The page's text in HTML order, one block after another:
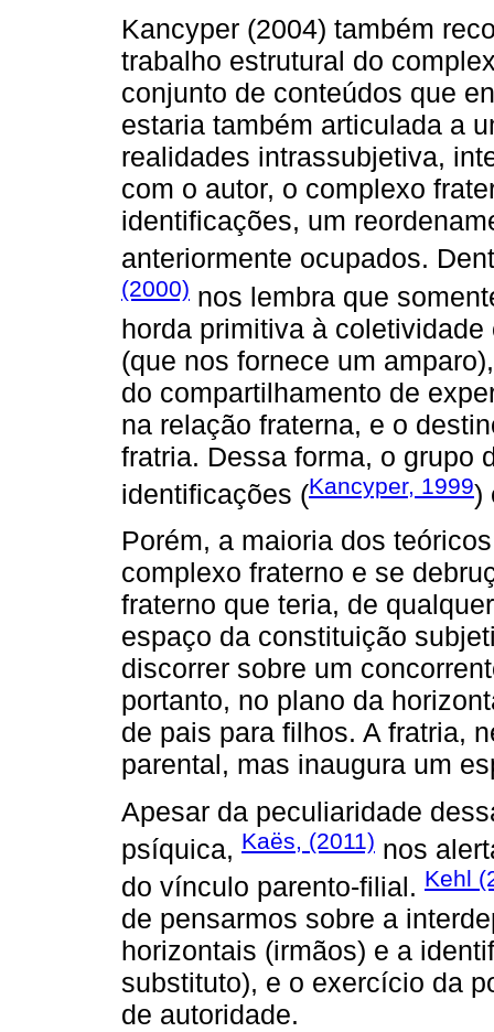
Kancyper (2004) também
trabalho estrutural do
conjunto de conteúdos que
estaria também articulada a
realidades intrassubjetiva,
com o autor, o complexo
identificações, um
anteriormente ocupados.
(2000) nos lembra que
horda primitiva à
(que nos fornece um
do compartilhamento de
na relação fraterna, e o
fratria. Dessa forma, o grupo
identificações (Kancyper, 1999)
Porém, a maioria dos
complexo fraterno e se
fraterno que teria, de
espaço da constituição
discorrer sobre um
portanto, no plano da
de pais para filhos. A fratria,
parental, mas inaugura um
Apesar da peculiaridade
psíquica, Kaës, (2011) nos
do vínculo parento-filial. Kehl
de pensarmos sobre a
horizontais (irmãos) e a
substituto), e o exercício da
de autoridade.